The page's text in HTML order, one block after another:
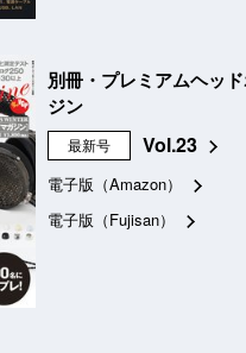
別冊・プレミアムヘッ
ジン
最新号 Vol.23
電子版（Amazon）
電子版（Fujisan）